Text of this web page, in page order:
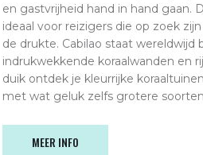
en gastvrijheid hand in hand gaan.
ideaal voor reizigers die op zoek
de drukte. Cabilao staat wereldwijd
indrukwekkende koraalwanden en
duik ontdek je kleurrijke
met wat geluk zelfs grotere
MEER INFO